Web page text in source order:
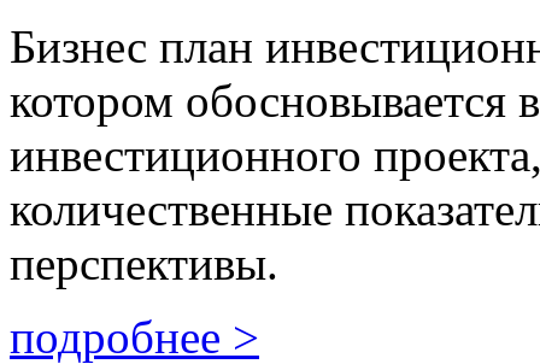
Бизнес план
котором обосновывается
инвестиционного
количественные
перспективы.
подробнее >